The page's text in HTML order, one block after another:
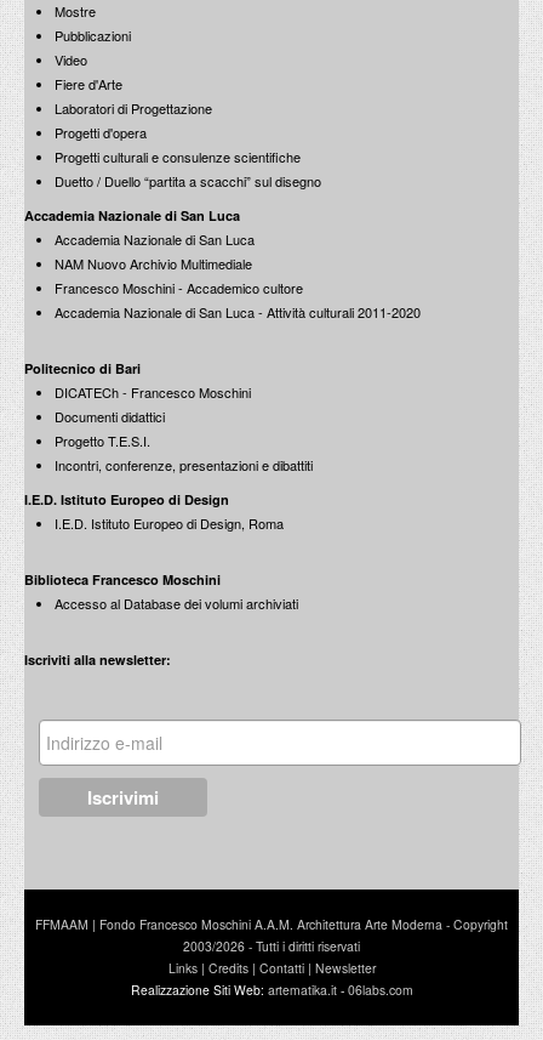
Mostre
Pubblicazioni
Video
Fiere d'Arte
Laboratori di Progettazione
Progetti d'opera
Progetti culturali e consulenze scientifiche
Duetto / Duello “partita a scacchi” sul disegno
Accademia Nazionale di San Luca
Accademia Nazionale di San Luca
NAM Nuovo Archivio Multimediale
Francesco Moschini - Accademico cultore
Accademia Nazionale di San Luca - Attività culturali 2011-2020
Politecnico di Bari
DICATECh - Francesco Moschini
Documenti didattici
Progetto T.E.S.I.
Incontri, conferenze, presentazioni e dibattiti
I.E.D. Istituto Europeo di Design
I.E.D. Istituto Europeo di Design, Roma
Biblioteca Francesco Moschini
Accesso al Database dei volumi archiviati
Iscriviti alla newsletter:
FFMAAM | Fondo Francesco Moschini A.A.M. Architettura Arte Moderna - Copyright
2003/2026 - Tutti i diritti riservati
Links | Credits | Contatti | Newsletter
Realizzazione Siti Web: artematika.it- 06labs.com